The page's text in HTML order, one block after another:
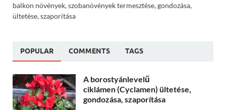
balkon növények, szobanövények termesztése, gondozása,
ültetése, szaporítása
POPULAR COMMENTS TAGS
A borostyánlevelű
ciklámen (Cyclamen) ültetése,
gondozása, szaporítása